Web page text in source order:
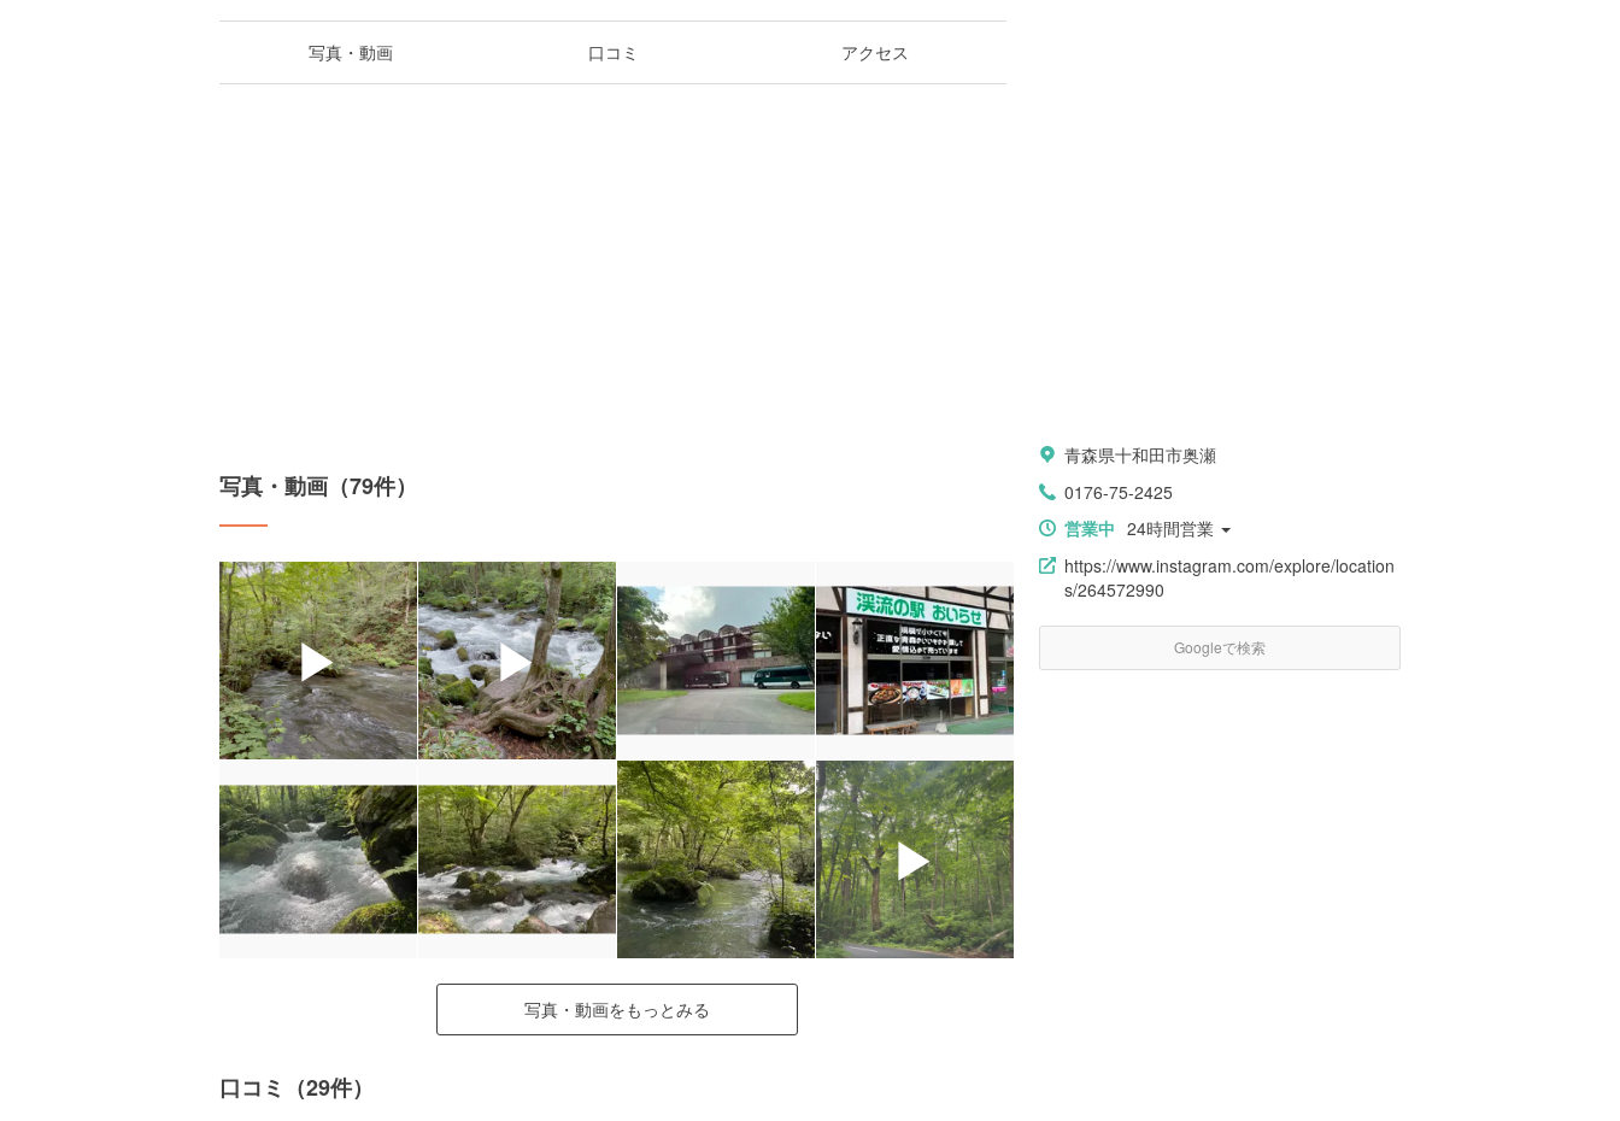
写真・動画 口コミ アクセス
写真・動画（79件）
▶ ▶
▶
写真・動画をもっとみる
口コミ（29件）
青森県十和田市奥瀬
0176-75-2425
営業中 24時間営業
https://www.instagram.com/explore/location
s/264572990
Googleで検索